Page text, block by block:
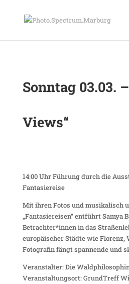
Sonntag 03.03.
Views“
14:00 Uhr Führung durch die
Fantasiereise
Mit ihren Fotos und musikalisch
„Fantasiereisen“ entführt Samya
Betrachter*innen in das
europäischer Städte wie Florenz,
Fotografin fängt spannende und
Veranstalter: Die
Veranstaltungsort: GrundTreff